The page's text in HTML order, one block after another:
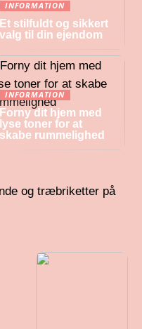
INFORMATION
Et stilfuldt og sikkert
valg til din ejendom
INFORMATION
Forny dit hjem med
lyse toner for at
skabe rummelighed
og træbriketter på